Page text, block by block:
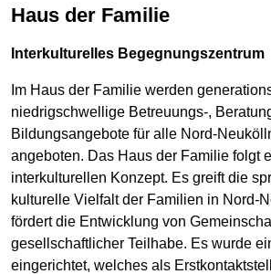
Haus der Familie
Interkulturelles Begegnungszentrum
Im Haus der Familie werden
niedrigschwellige Betreuungs-,
Bildungsangebote für alle Nord-
angeboten. Das Haus der Familie folgt
interkulturellen Konzept. Es greift die
kulturelle Vielfalt der Familien in Nord-
fördert die Entwicklung von
gesellschaftlicher Teilhabe. Es wurde
eingerichtet, welches als